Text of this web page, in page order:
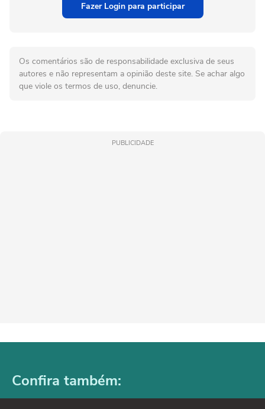
Fazer Login para participar
Os comentários são de responsabilidade exclusiva de seus
autores e não representam a opinião deste site. Se achar algo
que viole os termos de uso, denuncie.
PUBLICIDADE
Confira também: